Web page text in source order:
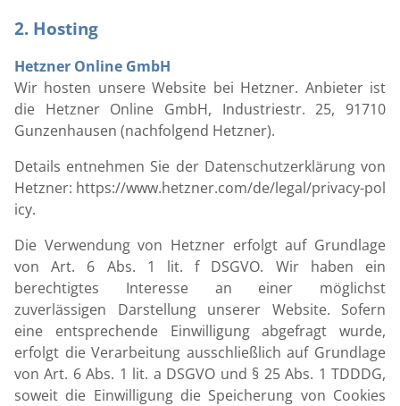
2. Hosting
Hetzner Online GmbH
Wir hosten unsere Website bei Hetzner. Anbieter ist
die Hetzner Online GmbH, Industriestr. 25, 91710
Gunzenhausen (nachfolgend Hetzner).
Details entnehmen Sie der Datenschutzerklärung von
Hetzner: https://www.hetzner.com/de/legal/privacy-pol
icy.
Die Verwendung von Hetzner erfolgt auf Grundlage
von Art. 6 Abs. 1 lit. f DSGVO. Wir haben ein
berechtigtes Interesse an einer möglichst
zuverlässigen Darstellung unserer Website. Sofern
eine entsprechende Einwilligung abgefragt wurde,
erfolgt die Verarbeitung ausschließlich auf Grundlage
von Art. 6 Abs. 1 lit. a DSGVO und § 25 Abs. 1 TDDDG,
soweit die Einwilligung die Speicherung von Cookies